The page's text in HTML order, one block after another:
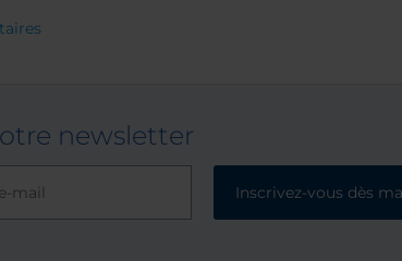
newsletter
Inscrivez-vous dès